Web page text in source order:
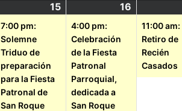
15
7:00 pm:
Solemne
Triduo de
preparación
para la Fiesta
Patronal de
San Roque
16
4:00 pm:
Celebración
de la Fiesta
Patronal
Parroquial,
dedicada a
San Roque
11:00 am:
Retiro de
Recién
Casados